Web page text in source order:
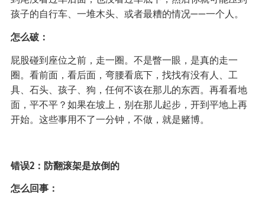
孩子的自行车、一堆木头、或者最糟的情况——一个人。
怎么破：
屁股碰到座位之前，走一圈。不是瞥一眼，是真的走一
圈。看前面，看后面，弯腰看底下，找找有没有人、工
具、石头、孩子、狗，任何不该在那儿的东西。再看看地
面，平不平？如果在坡上，别在那儿起步，开到平地上再
开始。这些事用不了一分钟，不做，就是赌博。
错误2：防翻滚架是放倒的
怎么回事：